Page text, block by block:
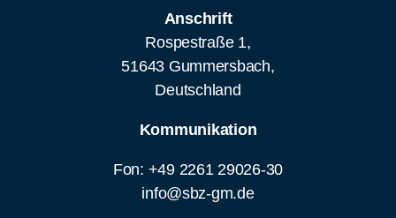
51643 Gummersbach,
Deutschland
Kommunikation
info@sbz-gm.de
Datenschutzbeauftragter